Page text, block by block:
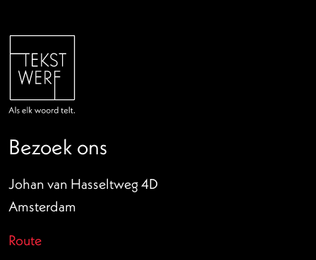
Bezoek ons
Johan van Hasseltweg 4D
Amsterdam
Route